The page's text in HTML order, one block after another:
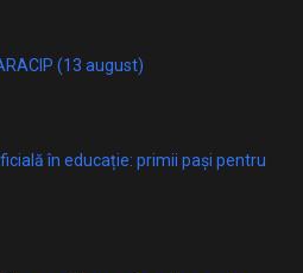
(13 august)
în educație: primii pași pentru